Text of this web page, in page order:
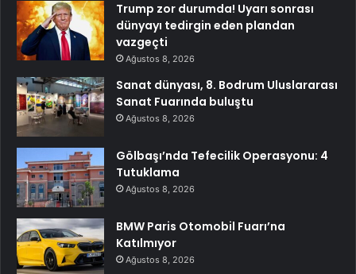
Trump zor durumda! Uyarı sonrası
dünyayı tedirgin eden plandan
vazgeçti
Ağustos 8, 2026
Sanat dünyası, 8. Bodrum Uluslararası
Sanat Fuarında buluştu
Ağustos 8, 2026
Gölbaşı’nda Tefecilik Operasyonu: 4
Tutuklama
Ağustos 8, 2026
BMW Paris Otomobil Fuarı’na
Katılmıyor
Ağustos 8, 2026